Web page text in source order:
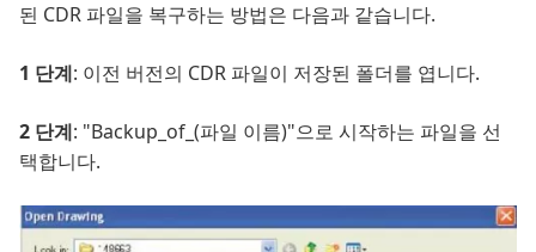
된 CDR 파일을 복구하는 방법은 다음과 같습니다.
1 단계: 이전 버전의 CDR 파일이 저장된 폴더를 엽니다.
2 단계: "Backup_of_(파일 이름)"으로 시작하는 파일을 선
택합니다.